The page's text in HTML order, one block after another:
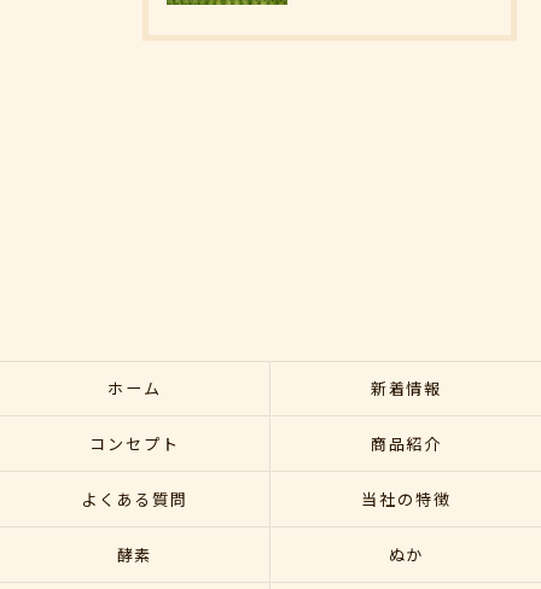
ホーム 新着情報
コンセプト 商品紹介
よくある質問 当社の特徴
酵素 ぬか